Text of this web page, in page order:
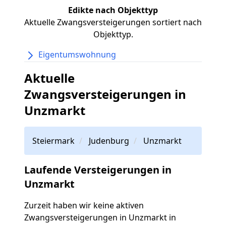
Edikte nach Objekttyp
Aktuelle Zwangsversteigerungen sortiert nach
Objekttyp.
Eigentumswohnung
Aktuelle
Zwangsversteigerungen in
Unzmarkt
Steiermark Judenburg Unzmarkt
Laufende Versteigerungen in
Unzmarkt
Zurzeit haben wir keine aktiven
Zwangsversteigerungen in Unzmarkt in